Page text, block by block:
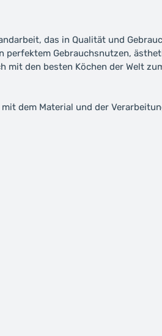
das in Qualität und
Gebrauchsnutzen,
mit den besten Köchen der Welt
dem Material und der